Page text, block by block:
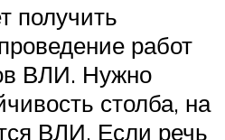
получить
работ
ВЛИ. Нужно
столба, на
ВЛИ. Если речь